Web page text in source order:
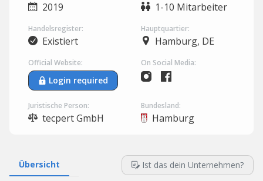
2019 1-10 Mitarbeiter
Handelsregister:
Existiert
Hauptquartier:
Hamburg, DE
Official Website:
Login required
On Social Media:
Juristische Person:
tecpert GmbH
Bundesland:
Hamburg
Übersicht Ist das dein Unternehmen?